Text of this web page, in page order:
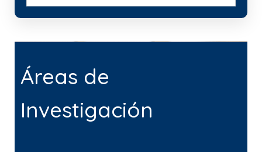
Áreas de
Investigación